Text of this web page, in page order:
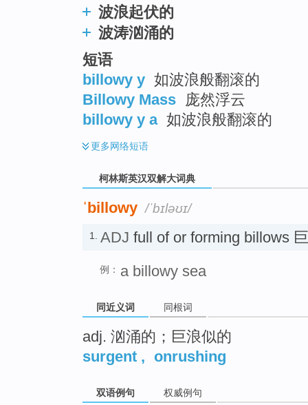
波浪起伏的
波涛汹涌的
短语
billowy y 如波浪般翻滚的
Billowy Mass
庞然浮云
billowy y a 如波浪般翻滚的
更多网络短语
柯林斯英汉双解大词典
ˈbillowy /ˈbɪləʊɪ/
1. ADJ full of or forming billows
例： a billowy sea
同近义词 同根词
adj. 汹涌的；巨浪似的
surgent , onrushing
双语例句 权威例句